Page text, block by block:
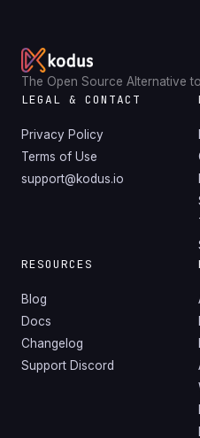
The Open Source Alternative
LEGAL & CONTACT
Privacy Policy
Terms of Use
support@kodus.io
RESOURCES
Blog
Docs
Changelog
Support Discord